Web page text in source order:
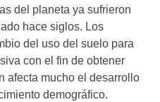
del planeta ya sufrieron
hace siglos. Los
del uso del suelo para
con el fin de obtener
afecta mucho el desarrollo
demográfico.